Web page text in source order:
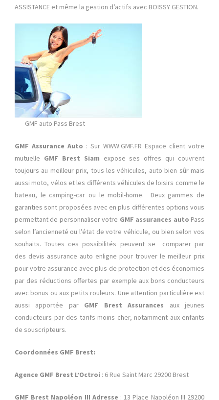
ASSISTANCE et même la gestion d’actifs avec BOISSY GESTION.
GMF auto Pass Brest
GMF Assurance Auto : Sur WWW.GMF.FR Espace client votre
mutuelle GMF Brest Siam expose ses offres qui couvrent
toujours au meilleur prix, tous les véhicules, auto bien sûr mais
aussi moto, vélos et les différents véhicules de loisirs comme le
bateau, le camping-car ou le mobil-home. Deux gammes de
garanties sont proposées avec en plus différentes options vous
permettant de personnaliser votre GMF assurances auto Pass
selon l’ancienneté ou l’état de votre véhicule, ou bien selon vos
souhaits. Toutes ces possibilités peuvent se comparer par
des devis assurance auto enligne pour trouver le meilleur prix
pour votre assurance avec plus de protection et des économies
par des réductions offertes par exemple aux bons conducteurs
avec bonus ou aux petits rouleurs. Une attention particulière est
aussi apportée par GMF Brest Assurances aux jeunes
conducteurs par des tarifs moins cher, notamment aux enfants
de souscripteurs.
Coordonnées GMF Brest:
Agence GMF Brest L’Octroi : 6 Rue Saint Marc 29200 Brest
GMF Brest Napoléon III Adresse : 13 Place Napoléon III 29200